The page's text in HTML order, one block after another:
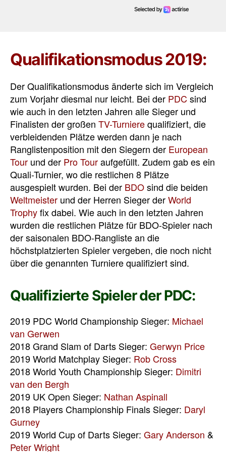
Qualifikationsmodus 2019:
Der Qualifikationsmodus änderte sich im Vergleich
zum Vorjahr diesmal nur leicht. Bei der PDC sind
wie auch in den letzten Jahren alle Sieger und
Finalisten der großen TV-Turnierequalifiziert, die
verbleidenden Plätze werden dann je nach
Ranglistenposition mit den Siegern der European
Tour und der Pro Touraufgefüllt. Zudem gab es ein
Quali-Turnier, wo die restlichen 8 Plätze
ausgespielt wurden. Bei der BDOsind die beiden
Weltmeister und der Herren Sieger derWorld
Trophyfix dabei. Wie auch in den letzten Jahren
wurden die restlichen Plätze für BDO-Spieler nach
der saisonalen BDO-Rangliste an die
höchstplatzierten Spieler vergeben, die noch nicht
über die genannten Turniere qualifiziert sind.
Qualifizierte Spieler der PDC:
2019 PDC World Championship Sieger: Michael
van Gerwen
2018 Grand Slam of Darts Sieger: Gerwyn Price
2019 World Matchplay Sieger: Rob Cross
2018 World Youth Championship Sieger: Dimitri
van den Bergh
2019 UK Open Sieger: Nathan Aspinall
2018 Players Championship Finals Sieger: Daryl
Gurney
2019 World Cup of Darts Sieger: Gary Anderson &
Peter Wright